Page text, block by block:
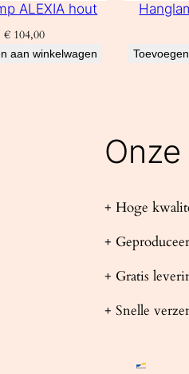
ALEXIA hout
€ 104,00
aan winkelwagen
+ Hoge
+
+ Gratis
+ Snelle